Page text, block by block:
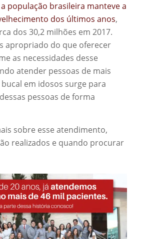
a população brasileira manteve a
dos últimos anos,
dos 30,2 milhões em 2017.
apropriado do que oferecer
as necessidades desse
atender pessoas de mais
em idosos surge para
pessoas de forma
sobre esse atendimento,
realizados e quando procurar